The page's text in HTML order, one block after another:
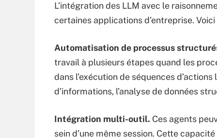
L’intégration des LLM avec le
certaines applications d’entreprise.
Automatisation de processus
travail à plusieurs étapes quand les
dans l’exécution de séquences
d’informations, l’analyse de données
Intégration multi-outil. Ces agents
sein d’une même session. Cette